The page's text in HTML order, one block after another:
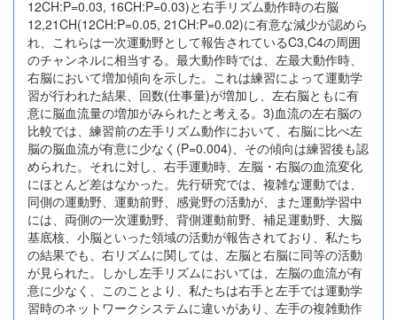
12CH:P=0.03, 16CH:P=0.03)と右手リズム動作時の右脳
12,21CH(12CH:P=0.05, 21CH:P=0.02)に有意な減少が認めら
れ、これらは一次運動野として報告されているC3,C4の周囲
のチャンネルに相当する。最大動作時では、左最大動作時、
右脳において増加傾向を示した。これは練習によって運動学
習が行われた結果、回数(仕事量)が増加し、左右脳ともに有
意に脳血流量の増加がみられたと考える。3)血流の左右脳の
比較では、練習前の左手リズム動作において、右脳に比べ左
脳の脳血流が有意に少なく(P=0.004)、その傾向は練習後も認
められた。それに対し、右手運動時、左脳・右脳の血流変化
にほとんど差はなかった。先行研究では、複雑な運動では、
同側の運動野、運動前野、感覚野の活動が、また運動学習中
には、両側の一次運動野、背側運動前野、補足運動野、大脳
基底核、小脳といった領域の活動が報告されており、私たち
の結果でも、右リズムに関しては、左脳と右脳に同等の活動
が見られた。しかし左手リズムにおいては、左脳の血流が有
意に少なく、このことより、私たちは右手と左手では運動学
習時のネットワークシステムに違いがあり、左手の複雑動作